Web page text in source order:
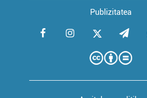
Publizitatea